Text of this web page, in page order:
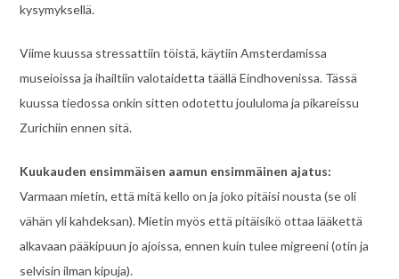
kysymyksellä.
Viime kuussa stressattiin töistä, käytiin Amsterdamissa
museioissa ja ihailtiin valotaidetta täällä Eindhovenissa. Tässä
kuussa tiedossa onkin sitten odotettu joululoma ja pikareissu
Zurichiin ennen sitä.
Kuukauden ensimmäisen aamun ensimmäinen ajatus:
Varmaan mietin, että mitä kello on ja joko pitäisi nousta (se oli
vähän yli kahdeksan). Mietin myös että pitäisikö ottaa lääkettä
alkavaan pääkipuun jo ajoissa, ennen kuin tulee migreeni (otin ja
selvisin ilman kipuja).